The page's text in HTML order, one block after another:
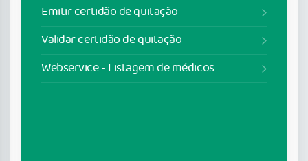
Emitir certidão de quitação
Validar certidão de quitação
Webservice - Listagem de médicos